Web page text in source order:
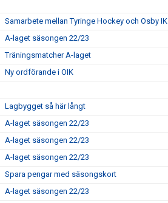
Samarbete mellan Tyringe Hockey och Osby IK
A-laget säsongen 22/23
Träningsmatcher A-laget
Ny ordförande i OIK
Lagbygget så här långt
A-laget säsongen 22/23
A-laget säsongen 22/23
A-laget säsongen 22/23
Spara pengar med säsongskort
A-laget säsongen 22/23